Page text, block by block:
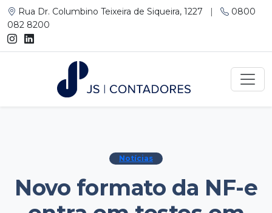
Rua Dr. Columbino Teixeira de Siqueira, 1227 |
0800
082 8200
Notícias
Novo formato da NF-e